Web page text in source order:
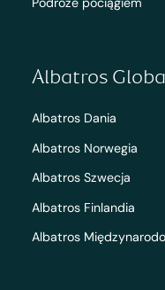
Albatros
Albatros Dania
Albatros Norwegia
Albatros Szwecja
Albatros Finlandia
Albatros